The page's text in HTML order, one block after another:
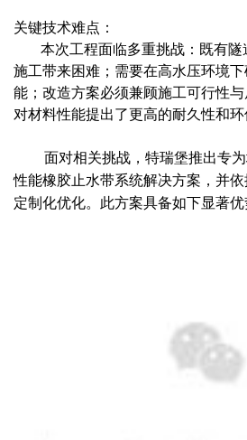
关键技术难点：
本次工程面临多重挑战：既有隧
施工带来困难；需要在高水压环境
能；改造方案必须兼顾施工可行性
对材料性能提出了更高的耐久性和环
面对相关挑战，特瑞堡推出专
性能橡胶止水带系统解决方案，并
定制化优化。此方案具备如下显著